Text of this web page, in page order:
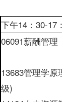
下午14： 30-17：
06091薪酬管理
13683管理学原理
级)